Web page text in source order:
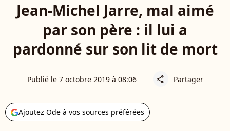
Jean-Michel Jarre, mal aimé
par son père : il lui a
pardonné sur son lit de mort
Publié le 7 octobre 2019 à 08:06 share Partager
Ajoutez Ode à vos sources préférées